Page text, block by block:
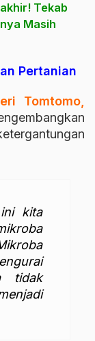
Tekab
Masih
Pertanian
Tomtomo,
kita
tidak